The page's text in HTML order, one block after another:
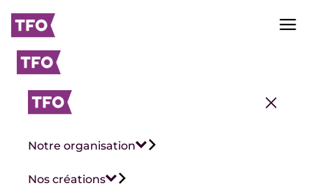
Notre organisation
Nos créations